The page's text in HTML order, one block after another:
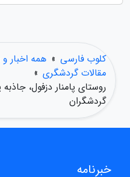
کلوب فارسی » همه اخبار و
مقالات گردشگری »
روستای پامنار دزفول،
گردشگران
خبرنامه